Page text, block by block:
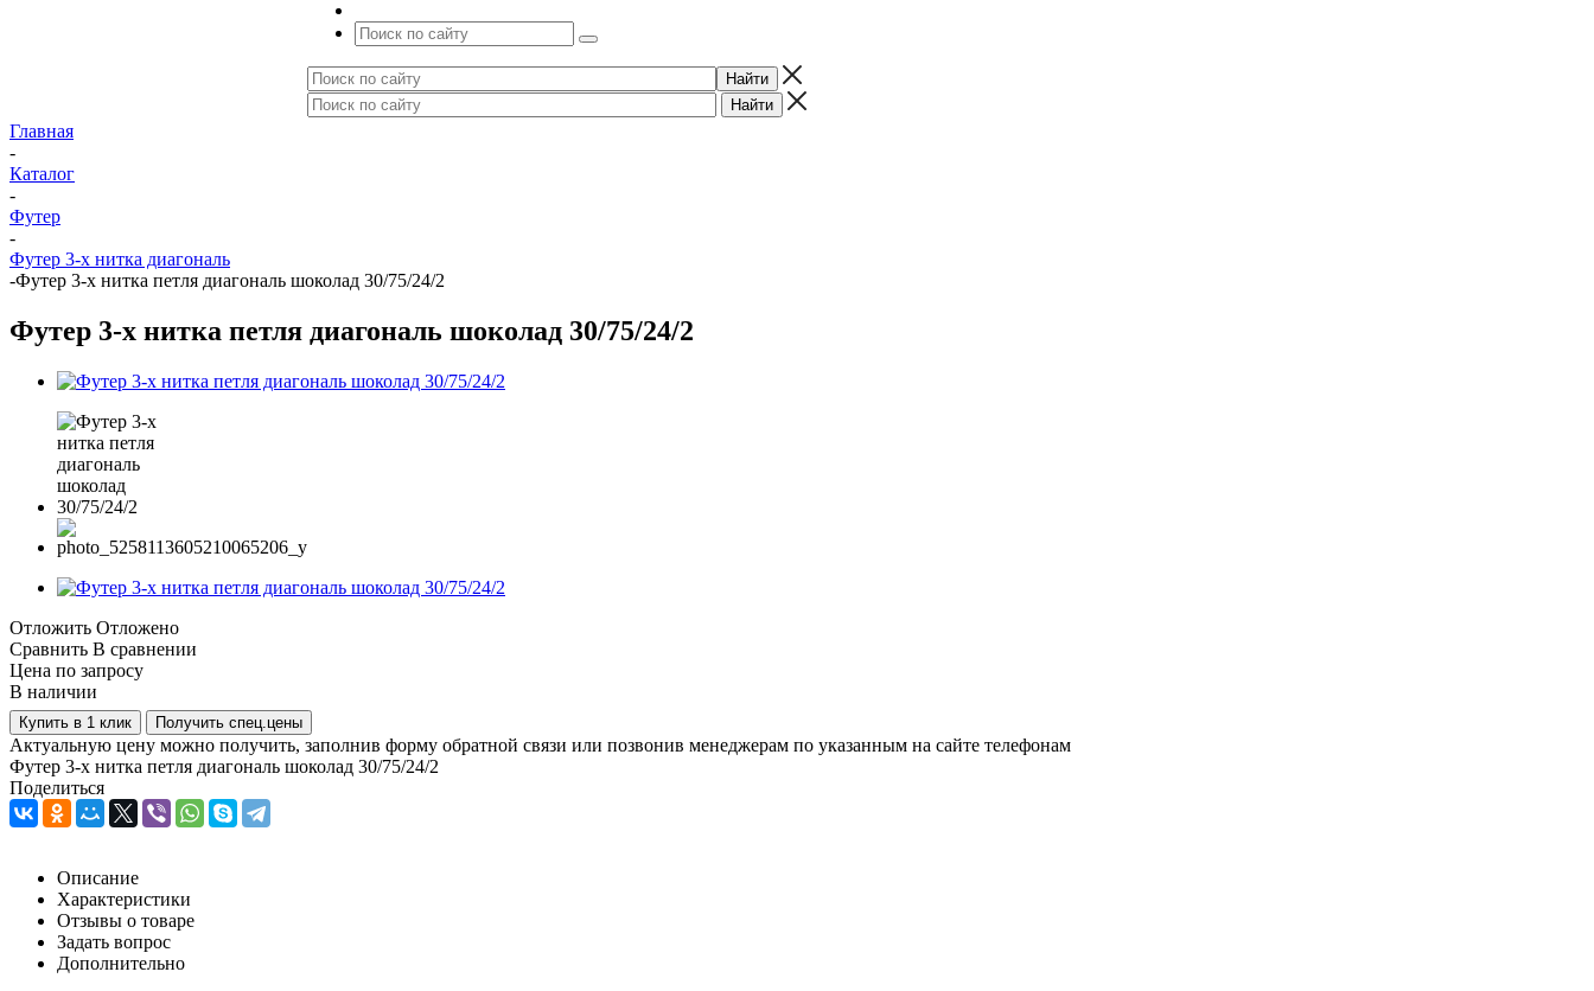
Главная
-
Каталог
-
Футер
-
Футер 3-х нитка диагональ
-Футер 3-х нитка петля диагональ шоколад 30/75/24/2
Футер 3-х нитка петля диагональ шоколад 30/75/24/2
Отложить Отложено
Сравнить В сравнении
Цена по запросу
В наличии
Купить в 1 клик Получить спец.цены
Актуальную цену можно получить, заполнив форму обратной связи или позвонив менеджерам по указанным на сайте телефонам
Футер 3-х нитка петля диагональ шоколад 30/75/24/2
Поделиться
Описание
Характеристики
Отзывы о товаре
Задать вопрос
Дополнительно